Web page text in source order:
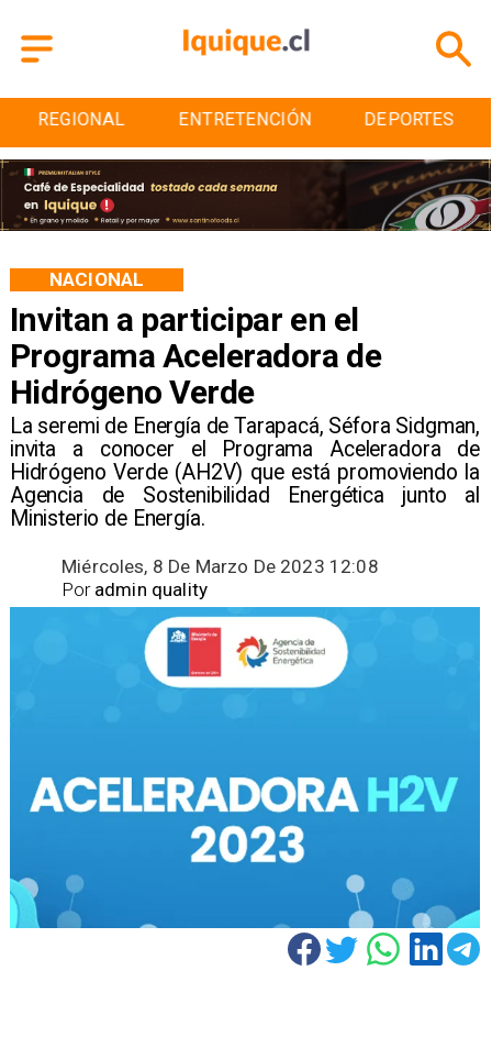
ENTRETENCIÓN DEPORTES CULTURA
Invitan a participar en el
Programa Aceleradora de
Hidrógeno Verde
La seremi de Energía de Tarapacá, Séfora Sidgman,
invita a conocer el Programa Aceleradora de
Hidrógeno Verde (AH2V) que está promoviendo la
Agencia de Sostenibilidad Energética junto al
Ministerio de Energía.
NACIONAL
Miércoles, 8 De Marzo De 2023 12:08
admin quality
Por